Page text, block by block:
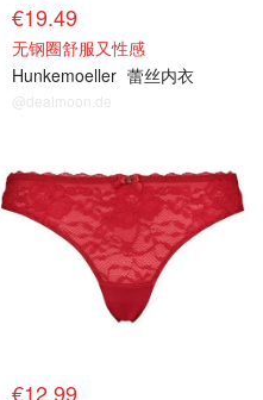
€19.49
无钢圈舒服又性感
Hunkemoeller 蕾丝内衣
@dealmoon.de
€12.99